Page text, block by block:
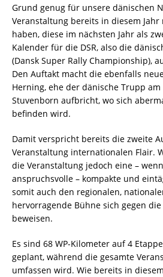
Grund genug für unsere dänischen
Veranstaltung bereits in diesem Jahr
haben, diese im nächsten Jahr als
Kalender für die DSR, also die
(Dansk Super Rally Championship),
Den Auftakt macht die ebenfalls
Herning, ehe der dänische Trupp am
Stuvenborn aufbricht, wo sich
befinden wird.
Damit verspricht bereits die zweite
Veranstaltung internationalen Flair.
die Veranstaltung jedoch eine –
anspruchsvolle – kompakte und
somit auch den regionalen,
hervorragende Bühne sich gegen
beweisen.
Es sind 68 WP-Kilometer auf 4
geplant, während die gesamte
umfassen wird. Wie bereits in